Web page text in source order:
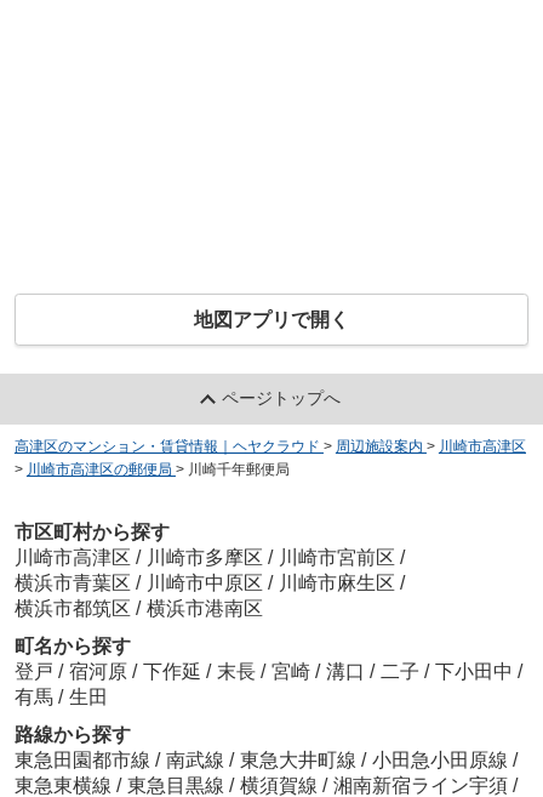
地図アプリで開く
ページトップへ
高津区のマンション・賃貸情報｜ヘヤクラウド > 周辺施設案内 > 川崎市高津区
> 川崎市高津区の郵便局 > 川崎千年郵便局
市区町村から探す
川崎市高津区 / 川崎市多摩区 / 川崎市宮前区 /
横浜市青葉区 / 川崎市中原区 / 川崎市麻生区 /
横浜市都筑区 / 横浜市港南区
町名から探す
登戸 / 宿河原 / 下作延 / 末長 / 宮崎 / 溝口 / 二子 / 下小田中 /
有馬 / 生田
路線から探す
東急田園都市線 / 南武線 / 東急大井町線 / 小田急小田原線 /
東急東横線 / 東急目黒線 / 横須賀線 / 湘南新宿ライン宇須 /